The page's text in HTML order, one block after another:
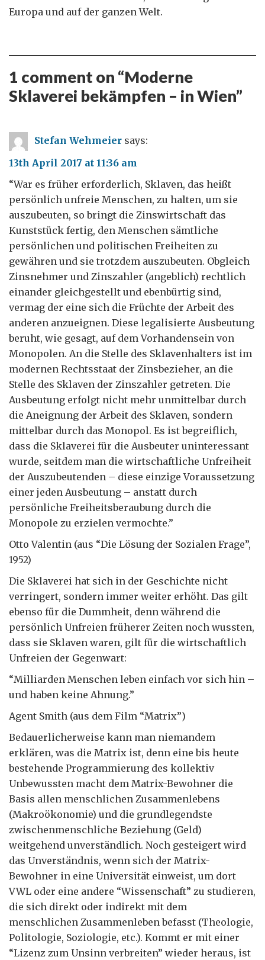
Europa und auf der ganzen Welt.
1 comment on “Moderne
Sklaverei bekämpfen – in Wien”
Stefan Wehmeier says:
13th April 2017 at 11:36 am
“War es früher erforderlich, Sklaven, das heißt
persönlich unfreie Menschen, zu halten, um sie
auszubeuten, so bringt die Zinswirtschaft das
Kunststück fertig, den Menschen sämtliche
persönlichen und politischen Freiheiten zu
gewähren und sie trotzdem auszubeuten. Obgleich
Zinsnehmer und Zinszahler (angeblich) rechtlich
einander gleichgestellt und ebenbürtig sind,
vermag der eine sich die Früchte der Arbeit des
anderen anzueignen. Diese legalisierte Ausbeutung
beruht, wie gesagt, auf dem Vorhandensein von
Monopolen. An die Stelle des Sklavenhalters ist im
modernen Rechtsstaat der Zinsbezieher, an die
Stelle des Sklaven der Zinszahler getreten. Die
Ausbeutung erfolgt nicht mehr unmittelbar durch
die Aneignung der Arbeit des Sklaven, sondern
mittelbar durch das Monopol. Es ist begreiflich,
dass die Sklaverei für die Ausbeuter uninteressant
wurde, seitdem man die wirtschaftliche Unfreiheit
der Auszubeutenden – diese einzige Voraussetzung
einer jeden Ausbeutung – anstatt durch
persönliche Freiheitsberaubung durch die
Monopole zu erzielen vermochte.”
Otto Valentin (aus “Die Lösung der Sozialen Frage”,
1952)
Die Sklaverei hat sich in der Geschichte nicht
verringert, sondern immer weiter erhöht. Das gilt
ebenso für die Dummheit, denn während die
persönlich Unfreien früherer Zeiten noch wussten,
dass sie Sklaven waren, gilt für die wirtschaftlich
Unfreien der Gegenwart:
“Milliarden Menschen leben einfach vor sich hin –
und haben keine Ahnung.”
Agent Smith (aus dem Film “Matrix”)
Bedauerlicherweise kann man niemandem
erklären, was die Matrix ist, denn eine bis heute
bestehende Programmierung des kollektiv
Unbewussten macht dem Matrix-Bewohner die
Basis allen menschlichen Zusammenlebens
(Makroökonomie) und die grundlegendste
zwischenmenschliche Beziehung (Geld)
weitgehend unverständlich. Noch gesteigert wird
das Unverständnis, wenn sich der Matrix-
Bewohner in eine Universität einweist, um dort
VWL oder eine andere “Wissenschaft” zu studieren,
die sich direkt oder indirekt mit dem
menschlichen Zusammenleben befasst (Theologie,
Politologie, Soziologie, etc.). Kommt er mit einer
“Lizenz zum Unsinn verbreiten” wieder heraus, ist